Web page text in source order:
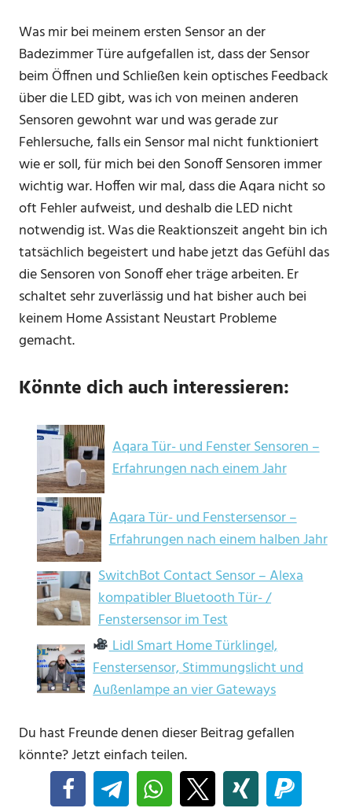
Was mir bei meinem ersten Sensor an der
Badezimmer Türe aufgefallen ist, dass der Sensor
beim Öffnen und Schließen kein optisches Feedback
über die LED gibt, was ich von meinen anderen
Sensoren gewohnt war und was gerade zur
Fehlersuche, falls ein Sensor mal nicht funktioniert
wie er soll, für mich bei den Sonoff Sensoren immer
wichtig war. Hoffen wir mal, dass die Aqara nicht so
oft Fehler aufweist, und deshalb die LED nicht
notwendig ist. Was die Reaktionszeit angeht bin ich
tatsächlich begeistert und habe jetzt das Gefühl das
die Sensoren von Sonoff eher träge arbeiten. Er
schaltet sehr zuverlässig und hat bisher auch bei
keinem Home Assistant Neustart Probleme
gemacht.
Könnte dich auch interessieren:
Aqara Tür- und Fenster Sensoren –
Erfahrungen nach einem Jahr
Aqara Tür- und Fenstersensor –
Erfahrungen nach einem halben Jahr
SwitchBot Contact Sensor – Alexa
kompatibler Bluetooth Tür- /
Fenstersensor im Test
Lidl Smart Home Türklingel,
Fenstersensor, Stimmungslicht und
Außenlampe an vier Gateways
Du hast Freunde denen dieser Beitrag gefallen
könnte? Jetzt einfach teilen.